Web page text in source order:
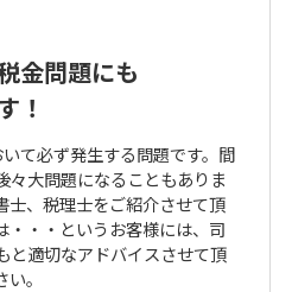
金問題にも
！
て必ず発生する問題です。間
々大問題になることもありま
士、税理士をご紹介させて頂
・・・というお客様には、司
と適切なアドバイスさせて頂
。